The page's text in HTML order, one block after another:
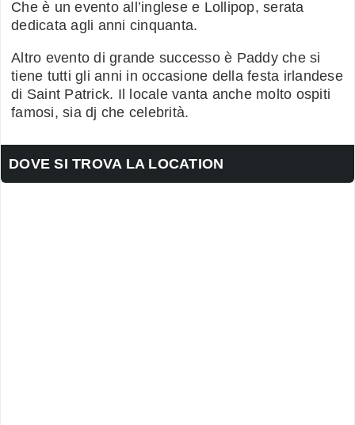
Che è un evento all’inglese e Lollipop, serata
dedicata agli anni cinquanta.
Altro evento di grande successo è Paddy che si
tiene tutti gli anni in occasione della festa irlandese
di Saint Patrick. Il locale vanta anche molto ospiti
famosi, sia dj che celebrità.
DOVE SI TROVA LA LOCATION